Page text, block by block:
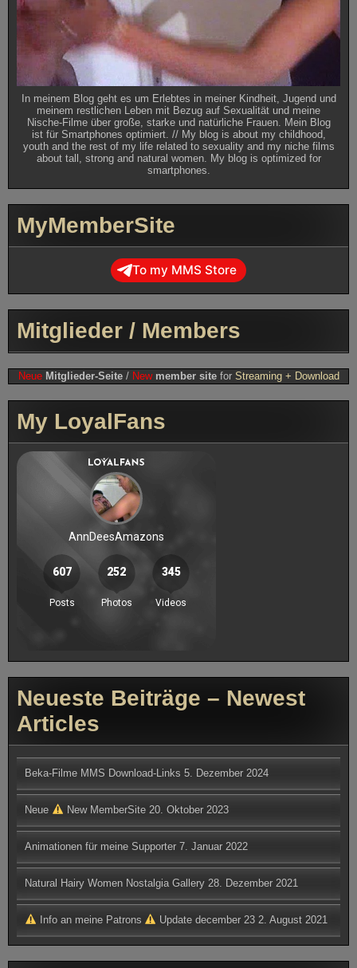
In meinem Blog geht es um Erlebtes in meiner Kindheit, Jugend und
meinem restlichen Leben mit Bezug auf Sexualität und meine
Nische-Filme über große, starke und natürliche Frauen. Mein Blog
ist für Smartphones optimiert. // My blog is about my childhood,
youth and the rest of my life related to sexuality and my niche films
about tall, strong and natural women. My blog is optimized for
smartphones.
MyMemberSite
To my MMS Store
Mitglieder / Members
Neue Mitglieder-Seite/ New member siteforStreaming + Download
My LoyalFans
Neueste Beiträge – Newest
Articles
Beka-Filme MMS Download-Links 5. Dezember 2024
Neue New MemberSite 20. Oktober 2023
Animationen für meine Supporter 7. Januar 2022
Natural Hairy Women Nostalgia Gallery 28. Dezember 2021
Info an meine Patrons Update december 23 2. August 2021